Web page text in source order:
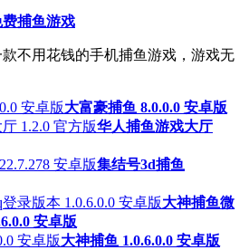
费捕鱼游戏
不用花钱的手机捕鱼游戏，游戏无
大富豪捕鱼 8.0.0.0 安卓版
华人捕鱼游戏大厅
集结号3d捕鱼
大神捕鱼微
安卓版
大神捕鱼 1.0.6.0.0 安卓版